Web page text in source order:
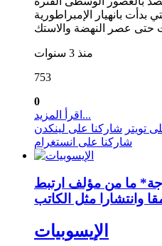
بدأت بانهيار الإمبراطورية
منذ 3 سنوات
753
0
اقرأ المزيد...
تويتر شاركنا على لينكدن
شاركنا على انستغرام
ما من مؤلف ارتبط
الإيسوبيات